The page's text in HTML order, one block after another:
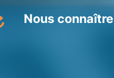
Nous connaître